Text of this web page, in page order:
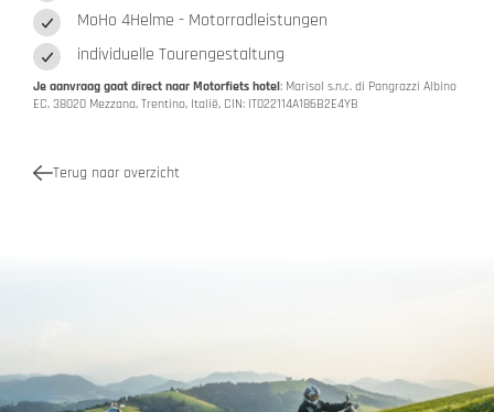
MoHo 4Helme - Motorradleistungen
individuelle Tourengestaltung
Je aanvraag gaat direct naar Motorfiets hotel: Marisol s.n.c. di Pangrazzi Albino
EC, 38020 Mezzana, Trentino, Italië, CIN: IT022114A186B2E4YB
Terug naar overzicht